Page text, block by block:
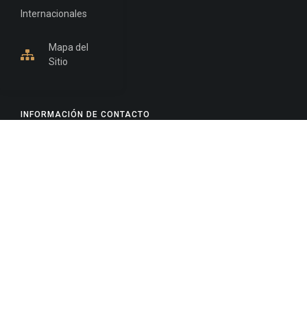
INFORMACIÓN DE CONTACTO
Internacionales
Mapa del
Sitio